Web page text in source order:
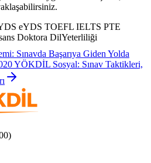
eYDS TOEFL IELTS PTE
Doktora DilYeterliliği
Sınavda Başarıya Giden Yolda
YÖKDİL Sosyal: Sınav Taktikleri,